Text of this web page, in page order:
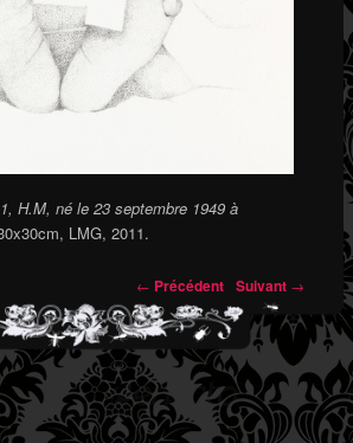
H.M, né le 23 septembre 1949 à
LMG, 2011.
← Précédent Suivant →